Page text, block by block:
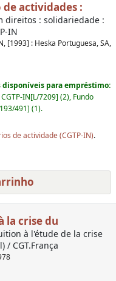
actividades :
direitos : solidariedade :
IN
[1993] : Heska Portuguesa, SA,
disponíveis para empréstimo:
IN[L/7209] (2), Fundo
491] (1).
de actividade (CGTP-IN).
la crise du
à l'étude de la crise
/ CGT.França